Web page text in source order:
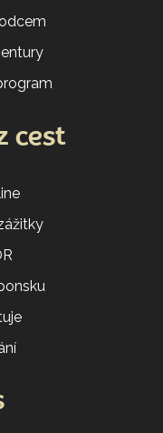
cest